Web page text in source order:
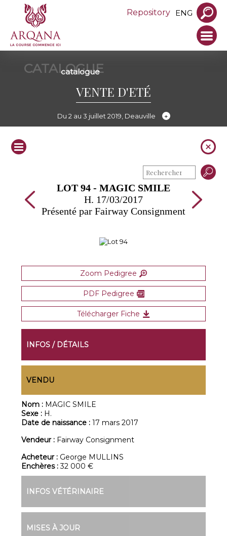
Repository ENG
CATALOGUE
catalogue
VENTE D'ETÉ
Du 2 au 3 juillet 2019, Deauville
LOT 94 - MAGIC SMILE
H. 17/03/2017
Présenté par Fairway Consignment
Zoom Pedigree
PDF Pedigree
Télécharger Fiche
INFOS / DÉTAILS
VENDU
Nom : MAGIC SMILE
Sexe : H.
Date de naissance :17 mars 2017
Vendeur : Fairway Consignment
Acheteur : George MULLINS
Enchères :32 000 €
INFOS VÉTÉRINAIRE
MISES À JOUR